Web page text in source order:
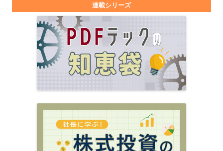
連載シリーズ